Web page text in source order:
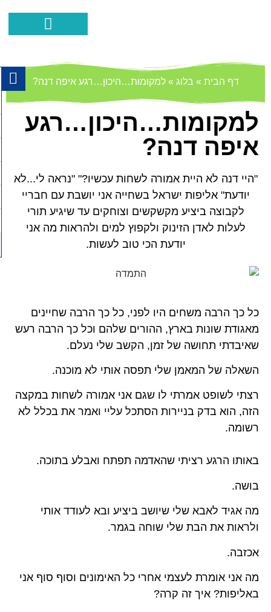
דף הבית » בלוג »למקומות…היכון…רגע איפה דנה?
למקומות…היכון…רגע
איפה דנה?
"היי דנה לא היית אמורה לשחות עכשיו?" "נראה לי...לא
יודעת" אליפות ישראל בשחייה אני יושבת עם חבריי
לקבוצה ביציע מקשקשים וצוחקים עד שיגיע תורי
לעלות לאדן הזינוק ולקפוץ למים ולהראות מה אני
יודעת הכי טוב לעשות.
כל כך הרבה משחים היו לפני, כל כך הרבה שחיינים
מאגודת שונות בארץ, ההורים שלהם וכל כך הרבה רעש
שאיבדתי תחושה של זמן, הקשב שלי נעלם.
השאלה של המאמן שלי תפסה אותי לא מוכנה.
רצתי לשופט אמרתי לו שגם אני אמורה לשחות במקצה
הזה, הוא בדק בניירות הסתכל עליי ואמר את בכלל לא
רשומה.
באותו הרגע רציתי שהאדמה תפתח ואבלע בתוכה.
בושה.
מה אגיד לאבא שלי שיושב ביציע ובא לעודד אותי
ולראות את הבת שלי שוחה בגמר.
אכזבה.
מה אני אומרת לעצמי אחרי כל האימונים וסוף סוף אני
באליפות? איך זה קרה?